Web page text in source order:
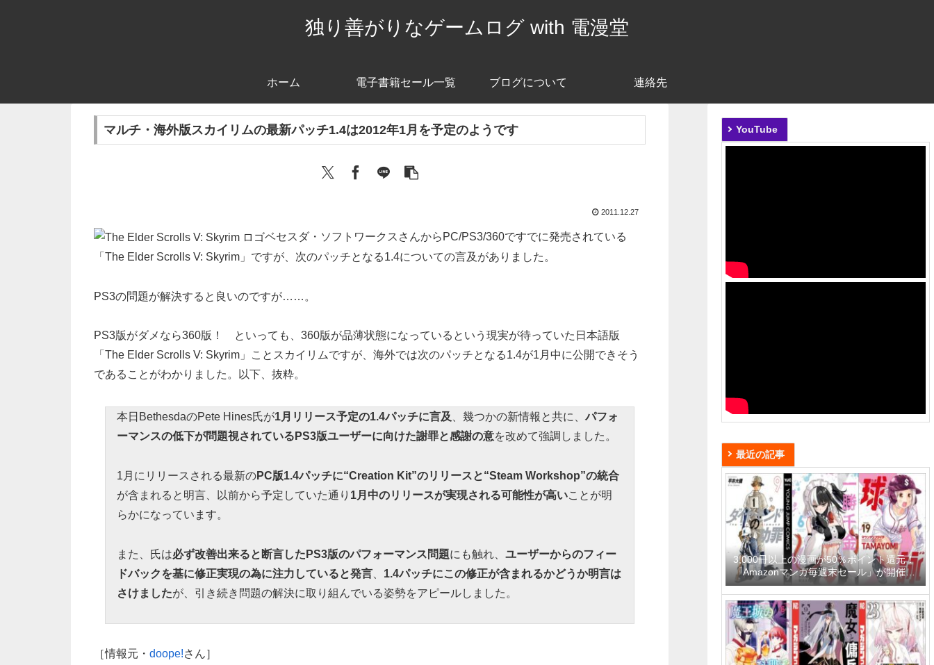
独り善がりなゲームログ with 電漫堂
ホーム 電子書籍セール一覧 ブログについて 連絡先
マルチ・海外版スカイリムの最新パッチ1.4は2012年1月を予定のようです
2011.12.27
ベセスダ・ソフトワークスさんからPC/PS3/360ですでに発売されている
「The Elder Scrolls V: Skyrim」ですが、次のパッチとなる1.4についての言及がありました。
PS3の問題が解決すると良いのですが……。
PS3版がダメなら360版！ といっても、360版が品薄状態になっているという現実が待っていた日本語版
「The Elder Scrolls V: Skyrim」ことスカイリムですが、海外では次のパッチとなる1.4が1月中に公開できそう
であることがわかりました。以下、抜粋。
本日BethesdaのPete Hines氏が1月リリース予定の1.4パッチに言及 、幾つかの新情報と共に、 パフォ
ーマンスの低下が問題視されているPS3版ユーザーに向けた謝罪と感謝の意を改めて強調しました。
1月にリリースされる最新のPC版1.4パッチに“Creation Kit”のリリースと“Steam Workshop”の統合
が含まれると明言、以前から予定していた通り 1月中のリリースが実現される可能性が高いことが明
らかになっています。
また、氏は必ず改善出来ると断言したPS3版のパフォーマンス問題にも触れ、 ユーザーからのフィー
ドバックを基に修正実現の為に注力していると発言
1.4パッチにこの修正が含まれるかどうか明言は
さけましたが、引き続き問題の解決に取り組んでいる姿勢をアピールしました。
［情報元・ doope!さん］
YouTube
最近の記事
3,000冊以上の漫画が50％ポイント還元！
「Amazonマンガ毎週末セール」が開催
中、終了予定日は8月9日！